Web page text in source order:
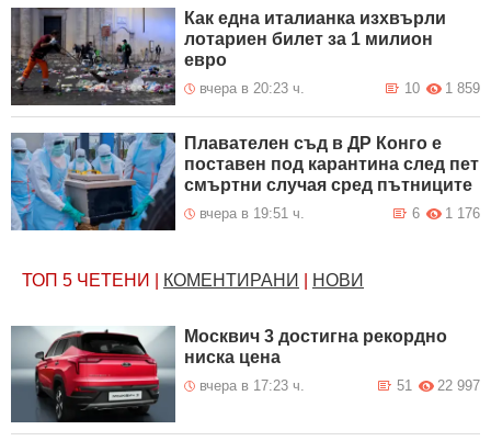
Как една италианка изхвърли
лотариен билет за 1 милион
евро
вчера в 20:23 ч. 1 859
10
Плавателен съд в ДР Конго е
поставен под карантина след пет
смъртни случая сред пътниците
вчера в 19:51 ч. 1 176
6
ТОП 5 ЧЕТЕНИ КОМЕНТИРАНИ НОВИ
Москвич 3 достигна рекордно
ниска цена
вчера в 17:23 ч. 22 997
51